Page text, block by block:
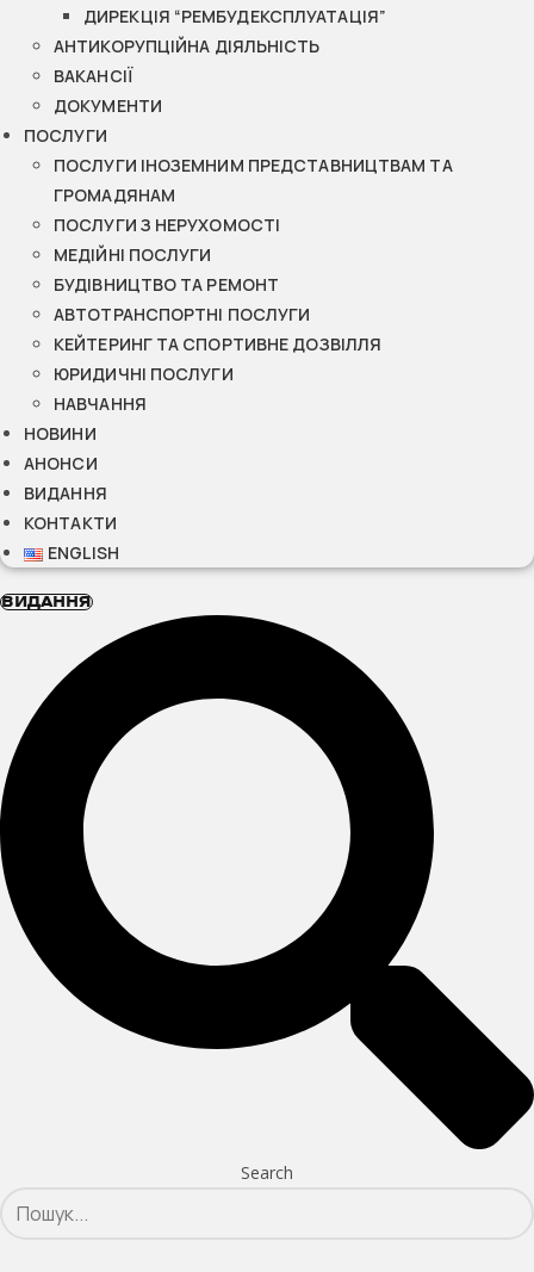
ДИРЕКЦІЯ “РЕМБУДЕКСПЛУАТАЦІЯ”
АНТИКОРУПЦІЙНА ДІЯЛЬНІСТЬ
ВАКАНСІЇ
ДОКУМЕНТИ
ПОСЛУГИ
ПОСЛУГИ ІНОЗЕМНИМ ПРЕДСТАВНИЦТВАМ ТА
ГРОМАДЯНАМ
ПОСЛУГИ З НЕРУХОМОСТІ
МЕДІЙНІ ПОСЛУГИ
БУДІВНИЦТВО ТА РЕМОНТ
АВТОТРАНСПОРТНІ ПОСЛУГИ
КЕЙТЕРИНГ ТА СПОРТИВНЕ ДОЗВІЛЛЯ
ЮРИДИЧНІ ПОСЛУГИ
НАВЧАННЯ
НОВИНИ
АНОНСИ
ВИДАННЯ
КОНТАКТИ
ENGLISH
ВИДАННЯ
Search